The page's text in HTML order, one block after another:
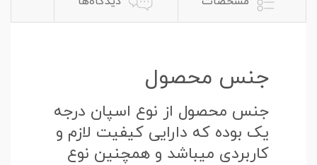
جنس محصول
جنس محصول از نوع اسپان درجه
یک بوده که دارایی کیفیت لازم و
کاربردی میباشد و همچنین نوع